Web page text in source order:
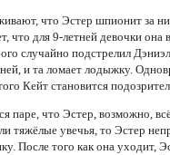
что Эстер шпионит за
что для 9-летней девочки
случайно подстрелил
и та ломает лодыжку.
Кейт становится
паре, что Эстер, возможно,
тяжёлые увечья, то Эстер
После того как она уходит,